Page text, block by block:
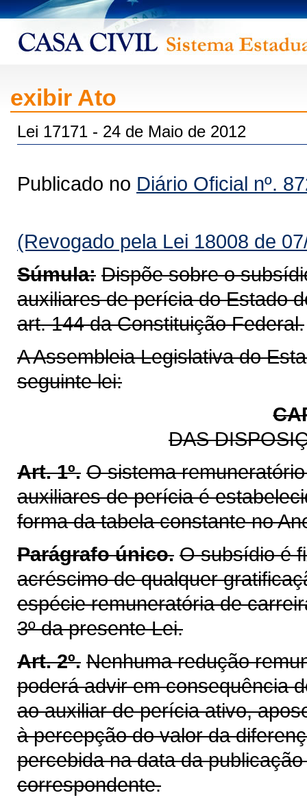
exibir Ato
Lei 17171 - 24 de Maio de 2012
Publicado no Diário Oficial nº.
(Revogado pela Lei 18008 de
Súmula: Dispõe sobre o
auxiliares de perícia do Estado
art. 144 da Constituição Federal.
A Assembleia Legislativa do
seguinte lei:
DAS
Art. 1º. O sistema
auxiliares de perícia é
forma da tabela constante no
Parágrafo único. O subsídio é
acréscimo de qualquer
espécie remuneratória de
3º da presente Lei.
Art. 2º. Nenhuma redução
poderá advir em consequência
ao auxiliar de perícia ativo,
à percepção do valor da
percebida na data da
correspondente.